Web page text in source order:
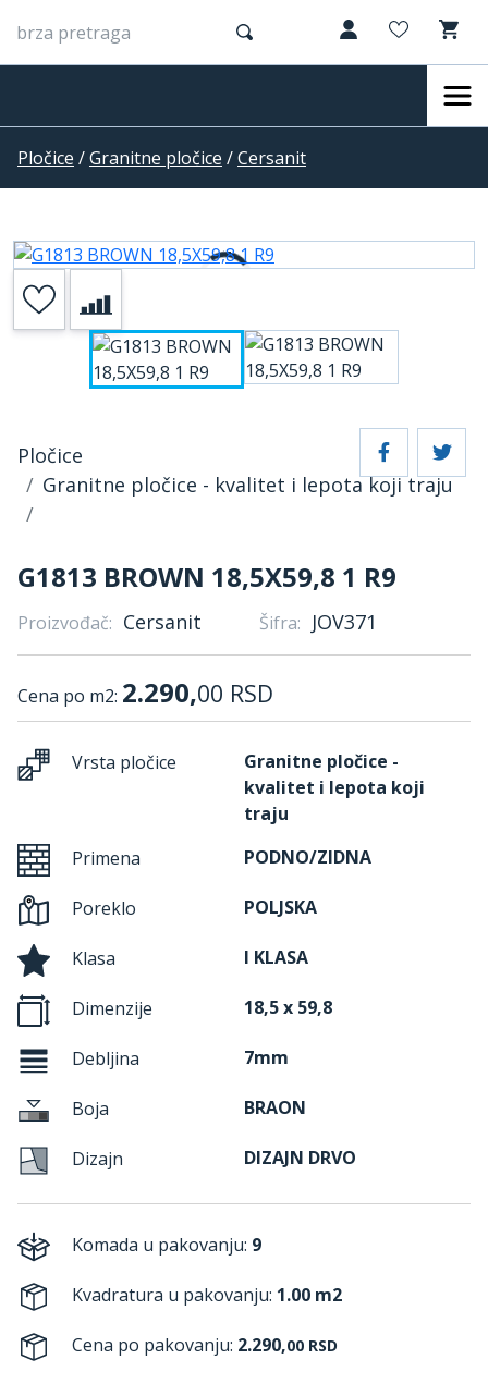
Pločice /Granitne pločice /Cersanit
Pločice
Granitne pločice - kvalitet i lepota koji traju
G1813 BROWN 18,5X59,8 1 R9
Proizvođač: Cersanit Šifra: JOV371
Cena po m2: 2.290,00 RSD
Vrsta pločice
Granitne pločice -
kvalitet i lepota koji
traju
Primena
PODNO/ZIDNA
Poreklo POLJSKA
Klasa I KLASA
Dimenzije 18,5 x 59,8
Debljina 7mm
Boja BRAON
Dizajn DIZAJN DRVO
Komada u pakovanju: 9
Kvadratura u pakovanju: 1.00 m2
Cena po pakovanju: 2.290,00 RSD